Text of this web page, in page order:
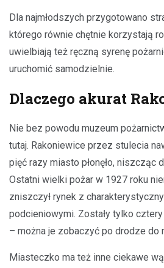
Dla najmłodszych przygotowano
którego równie chętnie korzystają
uwielbiają też ręczną syrenę
uruchomić samodzielnie.
Dlaczego akurat
Nie bez powodu muzeum
tutaj. Rakoniewice przez stulecia
pięć razy miasto płonęło, niszcząc
Ostatni wielki pożar w 1927 roku
zniszczył rynek z
podcieniowymi. Zostały tylko cztery
– można je zobaczyć po drodze do
Miasteczko ma też inne ciekawe